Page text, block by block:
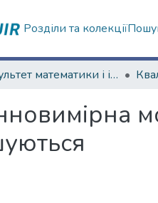
Розділи та колекції
Факультет математики і інформатики